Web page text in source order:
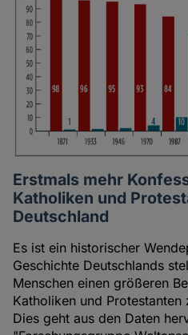
Erstmals mehr
Katholiken und
Deutschland
Es ist ein historischer
Geschichte Deutschlands
Menschen einen größeren
Katholiken und Protestanten
Dies geht aus den Daten